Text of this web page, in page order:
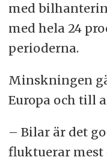
med
med hela 24
perioderna.
Minskningen
Europa och till
– Bilar är det
fluktuerar